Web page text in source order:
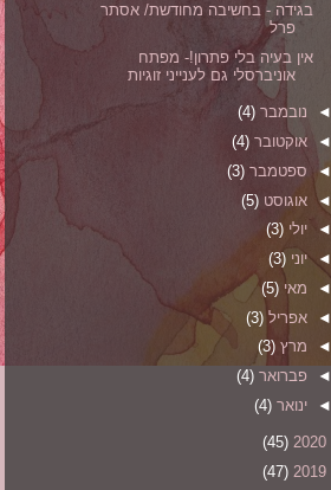
בגידה - בחשיבה מחודשת/ אסתר
פרל
אין בעיה בלי פתרון!- מפתח
אוניברסלי גם לענייני זוגיות
◄ נובמבר (4)
◄ אוקטובר (4)
◄ ספטמבר (3)
◄ אוגוסט (5)
◄ יולי (3)
◄יוני (3)
◄ מאי (5)
◄ אפריל (3)
◄ מרץ (3)
◄ פברואר (4)
◄ ינואר (4)
2020
(45)
2019
(47)